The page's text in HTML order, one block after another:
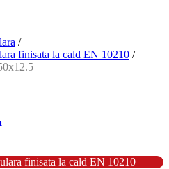
/
finisata la cald EN 10210 /
finisata la cald EN 10210